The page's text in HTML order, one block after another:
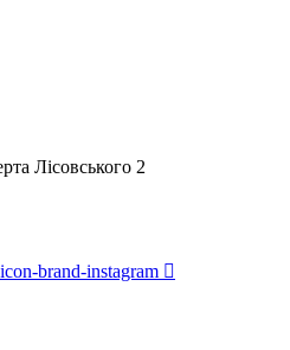
Лісовського 2
brand-instagram